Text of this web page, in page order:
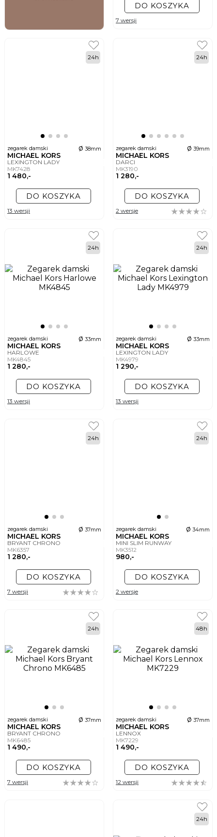
DO KOSZYKA
7 wersji
zegarek damski ø 38mm
MICHAEL KORS
LEXINGTON LADY
MK7428
1 480,-
24h
DO KOSZYKA
13 wersji
zegarek damski ø 39mm
MICHAEL KORS
DARCI
MK3190
1 280,-
24h
DO KOSZYKA
2 wersje
zegarek damski ø 33mm
MICHAEL KORS
HARLOWE
MK4845
1 280,-
24h
DO KOSZYKA
13 wersji
zegarek damski ø 33mm
MICHAEL KORS
LEXINGTON LADY
MK4979
1 290,-
24h
DO KOSZYKA
13 wersji
zegarek damski ø 37mm
MICHAEL KORS
BRYANT CHRONO
MK6357
1 280,-
24h
DO KOSZYKA
7 wersji
zegarek damski ø 34mm
MICHAEL KORS
MINI SLIM RUNWAY
MK3512
980,-
24h
DO KOSZYKA
2 wersje
zegarek damski ø 37mm
MICHAEL KORS
BRYANT CHRONO
MK6485
1 490,-
24h
DO KOSZYKA
7 wersji
zegarek damski ø 37mm
MICHAEL KORS
LENNOX
MK7229
1 490,-
48h
DO KOSZYKA
12 wersji
24h